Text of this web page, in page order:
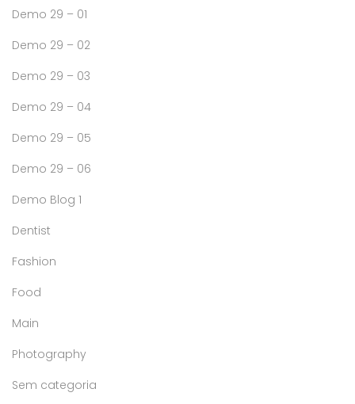
Demo 29 – 01
Demo 29 – 02
Demo 29 – 03
Demo 29 – 04
Demo 29 – 05
Demo 29 – 06
Demo Blog 1
Dentist
Fashion
Food
Main
Photography
Sem categoria